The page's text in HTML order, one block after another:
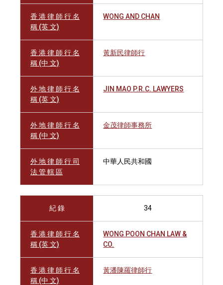
香 港 律 師 行 名
稱 (英 文)
WONG AND CHAN
香 港 律 師 行 名
稱 (中 文)
黃新民律師行
外 地 律 師 行 名
稱 (英 文)
JIN MAO P.R.C. LAWYERS
外 地 律 師 行 名
稱 (中 文)
金茂律師事務所
外 地 律 師 行 司
法 管 轄 區
中華人民共和國
紀 錄 34
香 港 律 師 行 名
稱 (英 文)
WONG POON CHAN LAW &
CO.
香 港 律 師 行 名
稱 (中 文)
黃潘陳羅律師行